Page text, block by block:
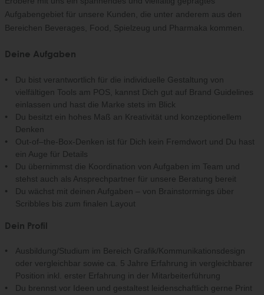
Aufgabengebiet für unsere Kunden, die unter anderem aus den
Bereichen Beverages, Food, Spielzeug und Pharmaka kommen.
Deine Aufgaben
Du bist verantwortlich für die individuelle Gestaltung von
vielfältigen Tools am POS, kannst Dich gut auf Brand Guidelines
einlassen und hast die Marke stets im Blick
Du besitzt ein hohes Maß an Kreativität und konzeptionellem
Denken
Out-of–the-Box-Denken ist für Dich kein Fremdwort und Du hast
ein Auge für Details
Du übernimmst die Koordination von Aufgaben im Team und
stehst auch als Ansprechpartner für unsere Beratung bereit
Du wächst mit deinen Aufgaben – von Brainstormings über
Scribbles bis zum finalen Layout
Dein Profil
Ausbildung/Studium im Bereich Grafik/Kommunikationsdesign
oder vergleichbar sowie ca. 5 Jahre Erfahrung in vergleichbarer
Position inkl. erster Erfahrung in der Mitarbeiterführung
Du brennst vor Ideen und gestaltest leidenschaftlich gerne Print